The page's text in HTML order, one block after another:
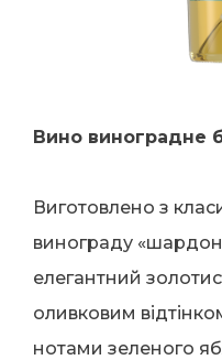
Вино виноградне
Виготовлено з
винограду
елегантний
оливковим
нотами зеленого